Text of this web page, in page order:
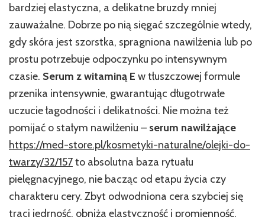
bardziej elastyczna, a delikatne bruzdy mniej
zauważalne. Dobrze po nią sięgać szczególnie wtedy,
gdy skóra jest szorstka, spragniona nawilżenia lub po
prostu potrzebuje odpoczynku po intensywnym
czasie. Serum z witaminą E w tłuszczowej formule
przenika intensywnie, gwarantując długotrwałe
uczucie łagodności i delikatności. Nie można też
pomijać o stałym nawilżeniu – serum nawilżające
https://med-store.pl/kosmetyki-naturalne/olejki-do-
twarzy/32/157to absolutna baza rytuału
pielęgnacyjnego, nie bacząc od etapu życia czy
charakteru cery. Zbyt odwodniona cera szybciej się
traci jędrność, obniża elastyczność i promienność.